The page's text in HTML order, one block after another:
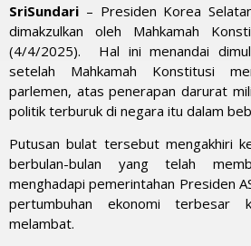
SriSundari – Presiden Korea
dimakzulkan oleh Mahkamah
(4/4/2025). Hal ini menandai
setelah Mahkamah Konstitusi
parlemen, atas penerapan darurat
politik terburuk di negara itu dalam
Putusan bulat tersebut mengakhiri
berbulan-bulan yang telah
menghadapi pemerintahan Presiden
pertumbuhan ekonomi
melambat.